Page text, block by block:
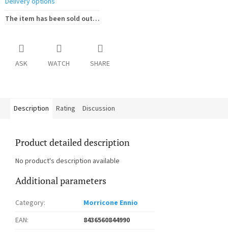
The item has been sold out…
ASK WATCH SHARE
Description Rating Discussion
Product detailed description
No product's description available
Additional parameters
Category:
Morricone Ennio
EAN:
8436560844990